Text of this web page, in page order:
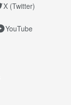
X (Twitter)
YouTube